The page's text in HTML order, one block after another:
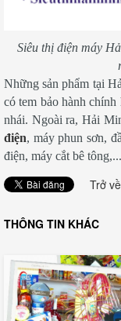
Siêu thị điện máy
Những sản phẩm tại
có tem bảo hành
nhái. Ngoài ra, Hải
điện, máy phun sơn,
điện, máy cắt bê tông,...
Trở về
THÔNG TIN KHÁC